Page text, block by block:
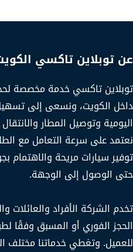
عن توبلاين تاكسي
توبلاين تاكسي خدمة مخصصة
داخل الكويت، ونسعى إلى
اليومية وتوصيل المطار
نعتمد على سرعة التعامل مع
توفير سيارات مريحة والاهتمام
حتى الوصول إلى الوجهة.
تخدم الشركة الأفراد والعائلات
الحجز الفوري أو المسبق وفقًا
للعميل. وتغطي خدماتنا مختلف